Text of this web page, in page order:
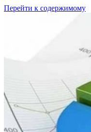
Перейти к содержимому